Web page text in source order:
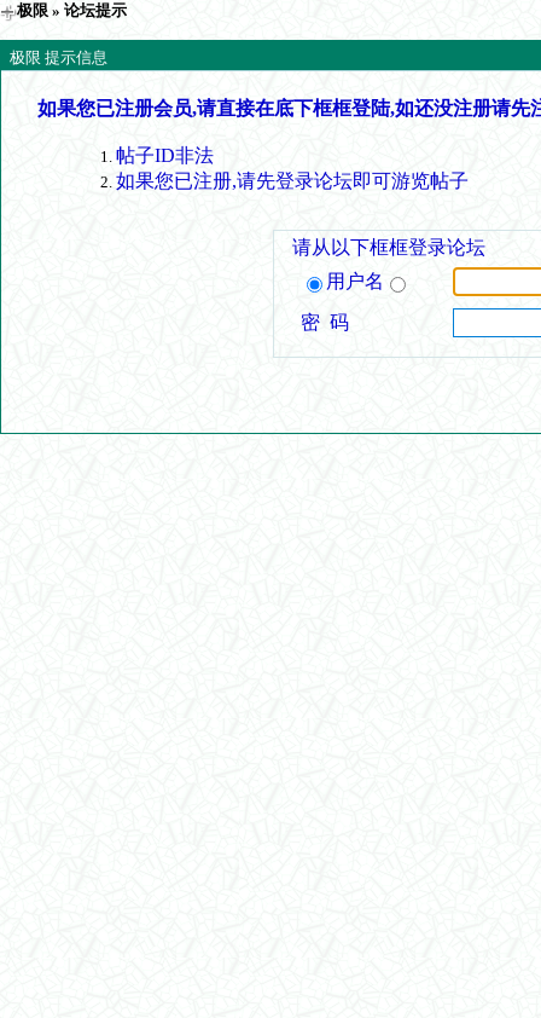
极限 » 论坛提示
极限 提示信息
如果您已注册会员,请直接在底下框框登陆,如还没注册请先
帖子ID非法
如果您已注册,请先登录论坛即可游览帖子
请从以下框框登录论坛
用户名
密 码